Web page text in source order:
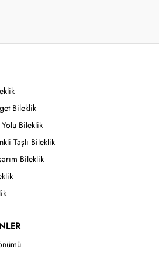
Bileklik
Yolu Bileklik
Taşlı Bileklik
Bileklik